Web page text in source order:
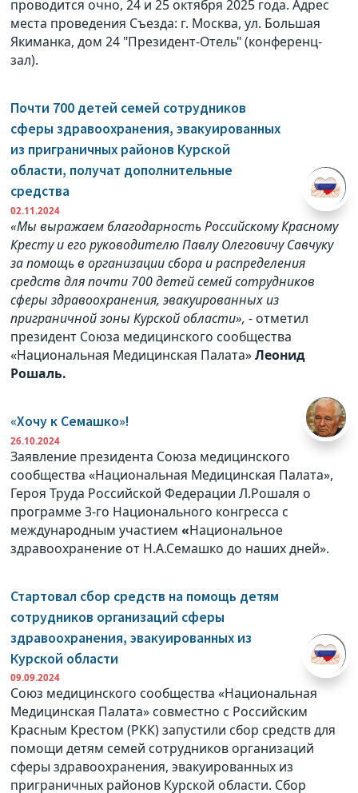
проводится очно, 24 и 25 октября 2025 года. Адрес
места проведения Съезда: г. Москва, ул. Большая
Якиманка, дом 24 "Президент-Отель" (конференц-
зал).
Почти 700 детей семей сотрудников
сферы здравоохранения, эвакуированных
из приграничных районов Курской
области, получат дополнительные
средства
02.11.2024
«Мы выражаем благодарность Российскому Красному
Кресту и его руководителю Павлу Олеговичу Савчуку
за помощь в организации сбора и распределения
средств для почти 700 детей семей сотрудников
сферы здравоохранения, эвакуированных из
приграничной зоны Курской области», - отметил
президент Союза медицинского сообщества
«Национальная Медицинская Палата»Леонид
Рошаль.
«Хочу к Семашко»!
26.10.2024
Заявление президента Союза медицинского
сообщества «Национальная Медицинская Палата»,
Героя Труда Российской Федерации Л.Рошаля о
программе 3-го Национального конгресса с
международным участием«Национальное
здравоохранение от Н.А.Семашко до наших дней».
Стартовал сбор средств на помощь детям
сотрудников организаций сферы
здравоохранения, эвакуированных из
Курской области
09.09.2024
Союз медицинского сообщества «Национальная
Медицинская Палата» совместно с Российским
Красным Крестом (РКК) запустили сбор средств для
помощи детям семей сотрудников организаций
сферы здравоохранения, эвакуированных из
приграничных районов Курской области. Сбор